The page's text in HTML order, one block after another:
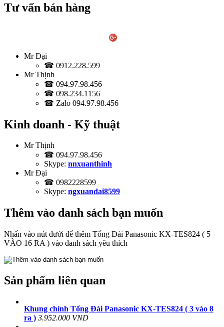
Tư vấn bán hàng
Mr Đại
☎ 0912.228.599
Mr Thịnh
☎ 094.97.98.456
☎ 098.234.1156
☎ Zalo 094.97.98.456
Kinh doanh - Kỹ thuật
Mr Thịnh
☎ 094.97.98.456
Skype: nnxuanthinh
Mr Đại
☎ 0982228599
Skype: ngxuandai8599
Thêm vào danh sách bạn muốn
Nhấn vào nút dưới để thêm Tổng Đài Panasonic KX-TES824 ( 5
VÀO 16 RA ) vào danh sách yêu thích
Sản phẩm liên quan
Khung chính Tổng Đài Panasonic KX-TES824 ( 3 vào 8
ra ) 3.952.000 VND